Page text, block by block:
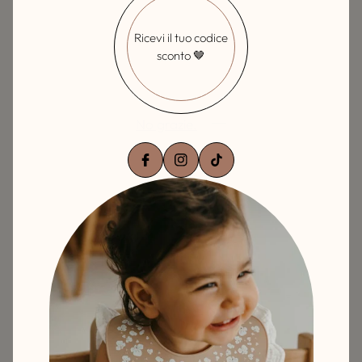
Un piccolo compagno naturale per le prime scoperte.
Domande sul prodotto? Ti aiutiamo noi 🤎
DESCRIZIONE
Ricevi il tuo codice
sconto 🤎